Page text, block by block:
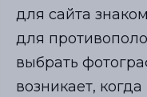
для сайта
для
выбрать
возникает,